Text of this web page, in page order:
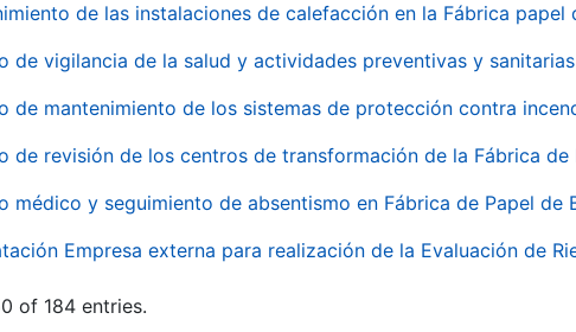
de las instalaciones de calefacción en la Fábrica papel
de vigilancia de la salud y actividades preventivas y sanitarias
de mantenimiento de los sistemas de protección contra
de revisión de los centros de transformación de la Fábrica de
médico y seguimiento de absentismo en Fábrica de Papel de
Empresa externa para realización de la Evaluación de
of 184 entries.